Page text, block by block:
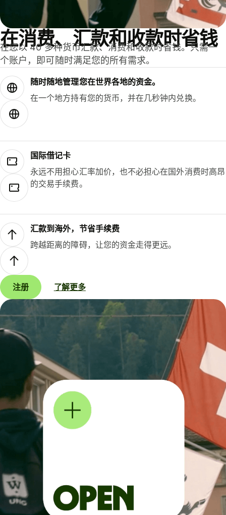
在消费、汇款和收款时省钱
在您以 40 多种货币汇款、消费和收款时省钱。只需一
个账户，即可随时满足您的所有需求。
随时随地管理您在世界各地的资金。
在一个地方持有您的货币，并在几秒钟内兑换。
国际借记卡
永远不用担心汇率加价，也不必担心在国外消费时高昂
的交易手续费。
汇款到海外，节省手续费
跨越距离的障碍，让您的资金走得更远。
注册 了解更多